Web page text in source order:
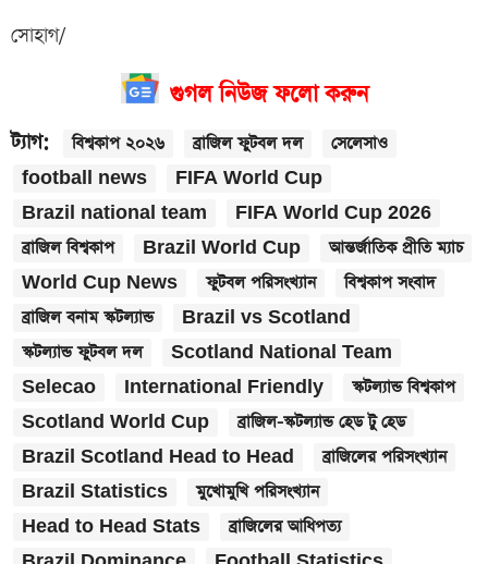
সোহাগ/
গুগল নিউজ ফলো করুন
ট্যাগ: বিশ্বকাপ ২০২৬ ব্রাজিল ফুটবল দল
সেলেসাও
football news
FIFA World Cup
Brazil national team
FIFA World Cup 2026
ব্রাজিল বিশ্বকাপ
Brazil World Cup
আন্তর্জাতিক প্রীতি ম্যাচ
World Cup News
ফুটবল পরিসংখ্যান
বিশ্বকাপ সংবাদ
ব্রাজিল বনাম স্কটল্যান্ড
Brazil vs Scotland
স্কটল্যান্ড ফুটবল দল
Scotland National Team
Selecao
International Friendly
স্কটল্যান্ড বিশ্বকাপ
Scotland World Cup
ব্রাজিল-স্কটল্যান্ড হেড টু হেড
Brazil Scotland Head to Head
ব্রাজিলের পরিসংখ্যান
Brazil Statistics
মুখোমুখি পরিসংখ্যান
Head to Head Stats
ব্রাজিলের আধিপত্য